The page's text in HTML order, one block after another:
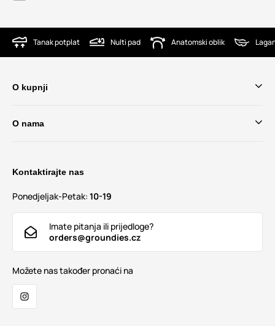
Tanak potplat Nulti pad Anatomski oblik
O kupnji
O nama
Kontaktirajte nas
Ponedjeljak-Petak: 10-19
Imate pitanja ili prijedloge?
orders@groundies.cz
Možete nas također pronaći na